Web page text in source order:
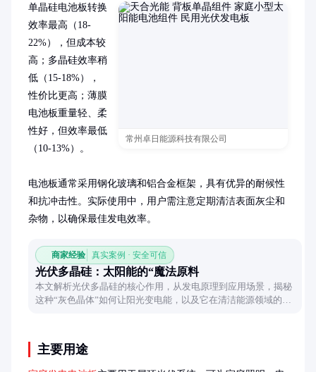
常州卓日能源科技有限公司
单晶硅电池板转换
效率最高（18-
22%），但成本较
高；多晶硅效率稍
低（15-18%），
性价比更高；薄膜
电池板重量轻、柔
性好，但效率最低
（10-13%）。
电池板通常采用钢化玻璃和铝合金框架，具有优异的耐候性
和抗冲击性。实际使用中，用户需注意定期清洁表面灰尘和
杂物，以确保最佳发电效率。
商家经验 真实案例 · 安全可信
光伏多晶硅：太阳能的“魔法原料
本文解析光伏多晶硅的核心作用，从发电原理到应用场景，揭秘
这种“灰色晶体”如何让阳光变电能，以及它在清洁能源领域的关
主要用途